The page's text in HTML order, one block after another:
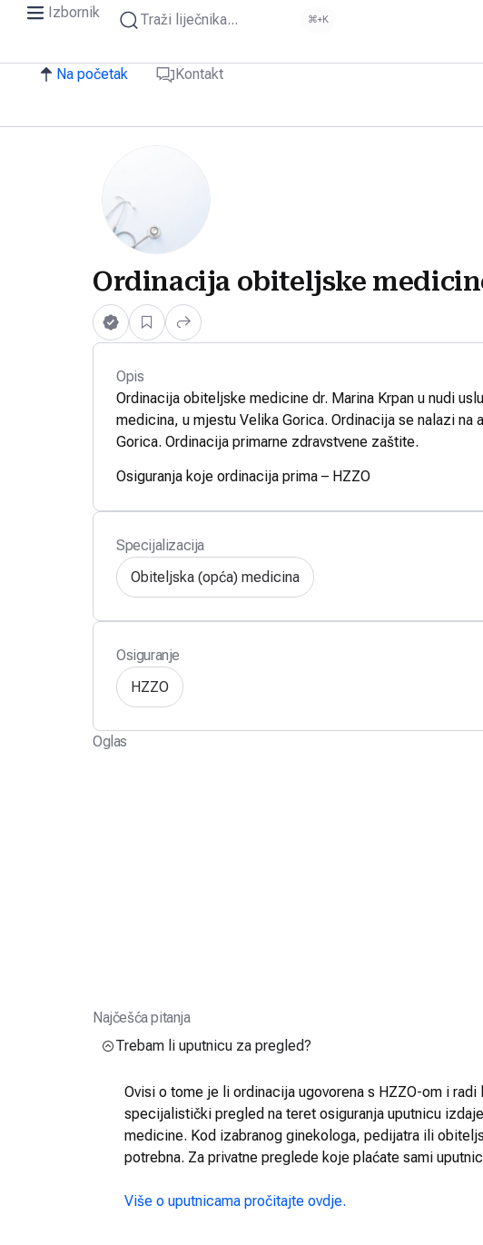
Izbornik Traži liječnika... ⌘+K
Na početak Kontakt
Ordinacija obiteljske
Opis
Ordinacija obiteljske medicine dr. Marina Krpan u nudi
medicina, u mjestu Velika Gorica. Ordinacija se nalazi
Gorica. Ordinacija primarne zdravstvene zaštite.
Osiguranja koje ordinacija prima – HZZO
Specijalizacija
Obiteljska (opća) medicina
Osiguranje
HZZO
Oglas
Najčešća pitanja
Trebam li uputnicu za pregled?
Ovisi o tome je li ordinacija ugovorena s HZZO-om i
specijalistički pregled na teret osiguranja uputnicu
medicine. Kod izabranog ginekologa, pedijatra ili
potrebna. Za privatne preglede koje plaćate sami
Više o uputnicama pročitajte ovdje.